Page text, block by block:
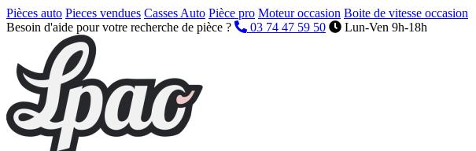
Pièces auto Pieces vendues Casses Auto Pièce pro Moteur occasion Boite de vitesse occasion
Besoin d'aide pour votre recherche de pièce ?
03 74 47 59 50 Lun-Ven 9h-18h